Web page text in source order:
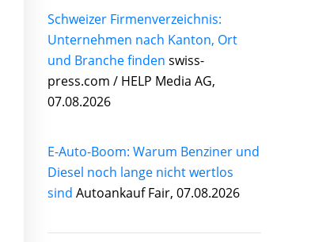
Schweizer Firmenverzeichnis:
Unternehmen nach Kanton, Ort
und Branche finden swiss-
press.com / HELP Media AG,
07.08.2026
E-Auto-Boom: Warum Benziner und
Diesel noch lange nicht wertlos
sind Autoankauf Fair, 07.08.2026